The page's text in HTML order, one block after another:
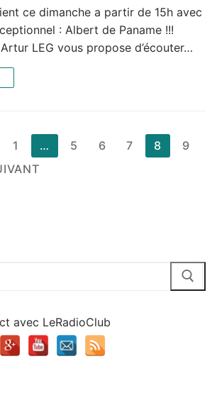
ce dimanche a partir de 15h avec
: Albert de Paname !!!
LEG vous propose d’écouter…
1 … 5 6 7 8
9
avec LeRadioClub